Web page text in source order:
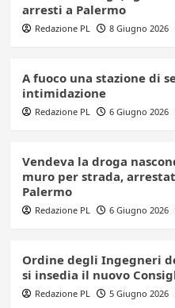
arresti a Palermo
Redazione PL 8 Giugno 2026
A fuoco una stazione di
intimidazione
Redazione PL 6 Giugno 2026
Vendeva la droga
muro per strada,
Palermo
Redazione PL 6 Giugno 2026
Ordine degli Ingegneri
si insedia il nuovo
Redazione PL 5 Giugno 2026